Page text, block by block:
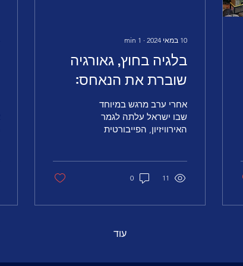
10 במאי 2024 ∙
1
min
בלגיה בחוץ, גאורגיה
שוברת את הנאחס:
סדר ההופעות בגמר
אירוויזיון 2024
אחרי ערב מרגש במיוחד
שבו ישראל עלתה לגמר
האירוויזיון, הפייבורטית
המדינות...
11
0
עוד